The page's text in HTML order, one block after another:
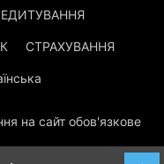
СТРАХУВАННЯ
на сайт обов'язкове